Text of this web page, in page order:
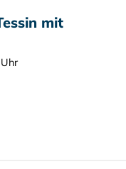
mit